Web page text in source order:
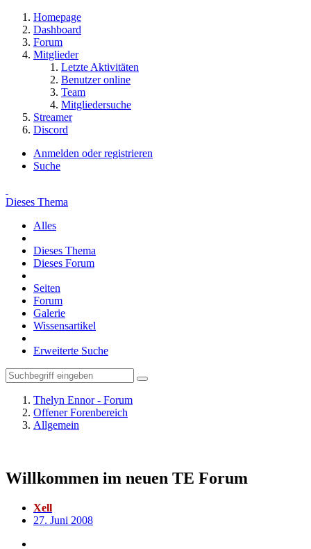
Homepage
Dashboard
Forum
Mitglieder
Letzte Aktivitäten
Benutzer online
Team
Mitgliedersuche
Streamer
Discord
Anmelden oder registrieren
Suche
Dieses Thema
Alles
Dieses Thema
Dieses Forum
Seiten
Forum
Galerie
Wissensartikel
Erweiterte Suche
Thelyn Ennor - Forum
Offener Forenbereich
Allgemein
Willkommen im neuen TE Forum
Xell
27. Juni 2008